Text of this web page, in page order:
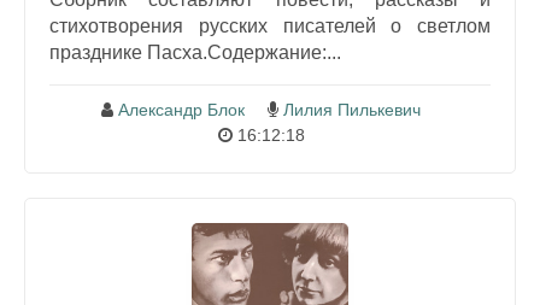
стихотворения русских писателей о светлом
празднике Пасха.Содержание:...
Александр Блок
Лилия Пилькевич
16:12:18